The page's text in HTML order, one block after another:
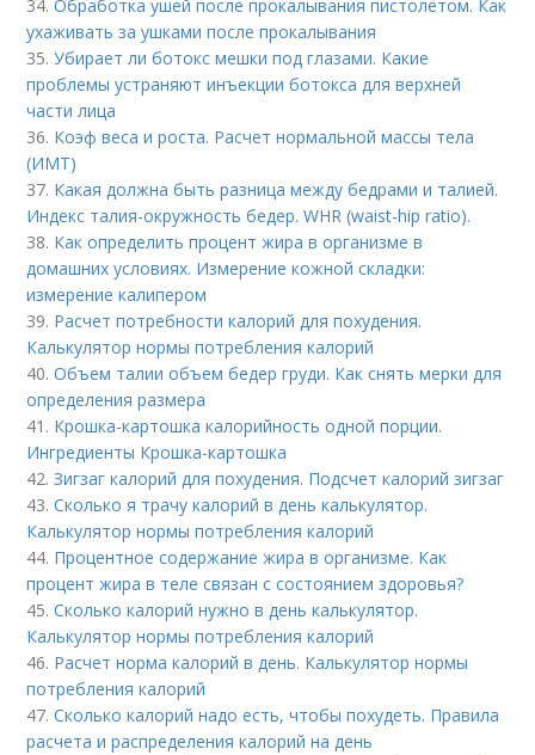
34.Обработка ушей после прокалывания пистолетом. Как
ухаживать за ушками после прокалывания
35.Убирает ли ботокс мешки под глазами. Какие
проблемы устраняют инъекции ботокса для верхней
части лица
36. Коэф веса и роста. Расчет нормальной массы тела
(ИМТ)
37. Какая должна быть разница между бедрами и талией.
Индекс талия-окружность бедер. WHR (waist-hip ratio).
38. Как определить процент жира в организме в
домашних условиях. Измерение кожной складки:
измерение калипером
39. Расчет потребности калорий для похудения.
Калькулятор нормы потребления калорий
40.Объем талии объем бедер груди. Как снять мерки для
определения размера
41. Крошка-картошка калорийность одной порции.
Ингредиенты Крошка-картошка
42.Зигзаг калорий для похудения. Подсчет калорий зигзаг
43.Сколько я трачу калорий в день калькулятор.
Калькулятор нормы потребления калорий
44. Процентное содержание жира в организме. Как
процент жира в теле связан с состоянием здоровья?
45.Сколько калорий нужно в день калькулятор.
Калькулятор нормы потребления калорий
46. Расчет норма калорий в день. Калькулятор нормы
потребления калорий
47.Сколько калорий надо есть, чтобы похудеть. Правила
расчета и распределения калорий на день